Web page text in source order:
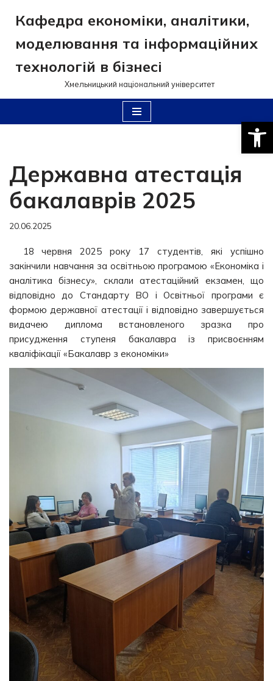
Перейти
до
вмісту
Кафедра економіки, аналітики,
моделювання та інформаційних
технологій в бізнесі
Хмельницький національний університет
Державна атестація
бакалаврів 2025
20.06.2025
18 червня 2025 року 17 студентів, які успішно
закінчили навчання за освітньою програмою «Економіка і
аналітика бізнесу», склали атестаційний екзамен, що
відповідно до Стандарту ВО і Освітньої програми є
формою державної атестації і відповідно завершується
видачею диплома встановленого зразка про
присудження ступеня бакалавра із присвоєнням
кваліфікації «Бакалавр з економіки»